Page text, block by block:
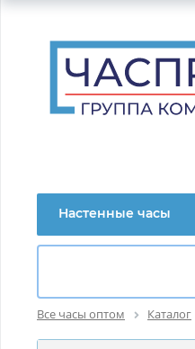
Настенные часы
Все часы оптом Каталог